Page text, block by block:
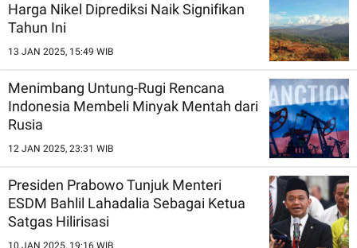
Harga Nikel Diprediksi Naik Signifikan
Tahun Ini
13 JAN 2025, 15:49 WIB
Menimbang Untung-Rugi Rencana
Indonesia Membeli Minyak Mentah dari
Rusia
12 JAN 2025, 23:31 WIB
Presiden Prabowo Tunjuk Menteri
ESDM Bahlil Lahadalia Sebagai Ketua
Satgas Hilirisasi
10 JAN 2025, 19:16 WIB